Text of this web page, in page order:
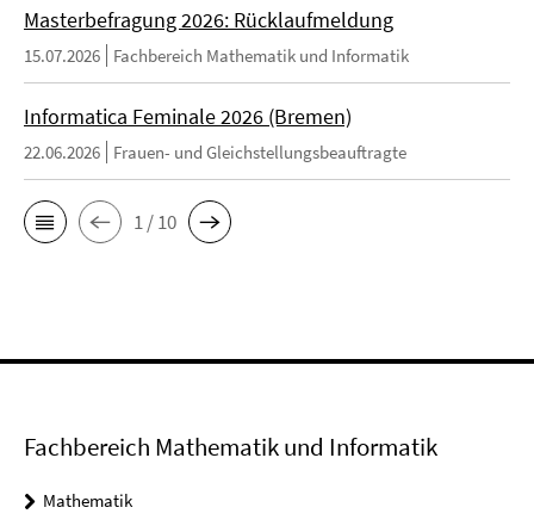
Masterbefragung 2026: Rücklaufmeldung
15.07.2026 Fachbereich Mathematik und Informatik
Informatica Feminale 2026 (Bremen)
22.06.2026 Frauen- und Gleichstellungsbeauftragte
1 / 10
Fachbereich Mathematik und Informatik
Mathematik